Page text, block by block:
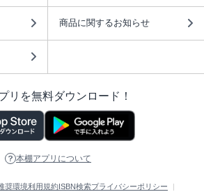
商品に関するお知らせ
リを無料ダウンロード！
本棚アプリについて
奨環境利用規約ISBN検索プライバシーポリシー